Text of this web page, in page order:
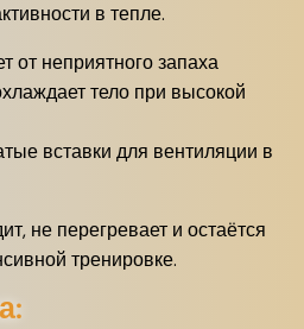
в тепле.
от неприятного запаха
тело при высокой
вставки для вентиляции в
не перегревает и остаётся
тренировке.